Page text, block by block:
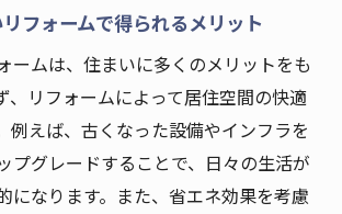
法
のための倉敷市独自のリフォーム
ク
ームで新たな空間の可能性を引き出
リフォーム事例から学ぶ空間改善
フォームで得られるメリット
ームは、住まいに多くのメリットをも
、リフォームによって居住空間の快適
例えば、古くなった設備やインフラを
プグレードすることで、日々の生活が
になります。また、省エネ効果を考慮